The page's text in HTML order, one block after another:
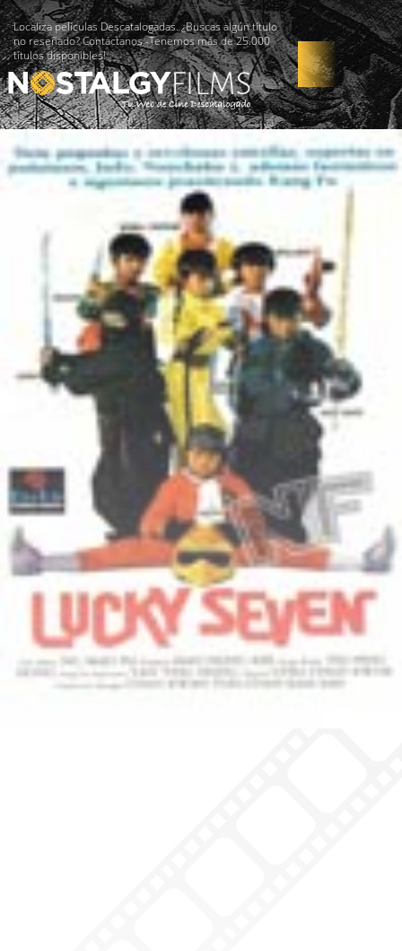
Localiza películas Descatalogadas. ¿Buscas algún título
no reseñado? Contáctanos -Tenemos más de 25.000
títulos disponibles!